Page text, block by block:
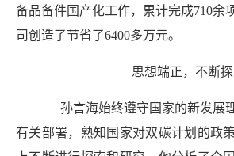
备品备件国产化工作，累计完成710余
司创造了节省了6400多万元。
思想端正，不断
孙言海始终遵守国家的新发展
有关部署，熟知国家对双碳计划的政